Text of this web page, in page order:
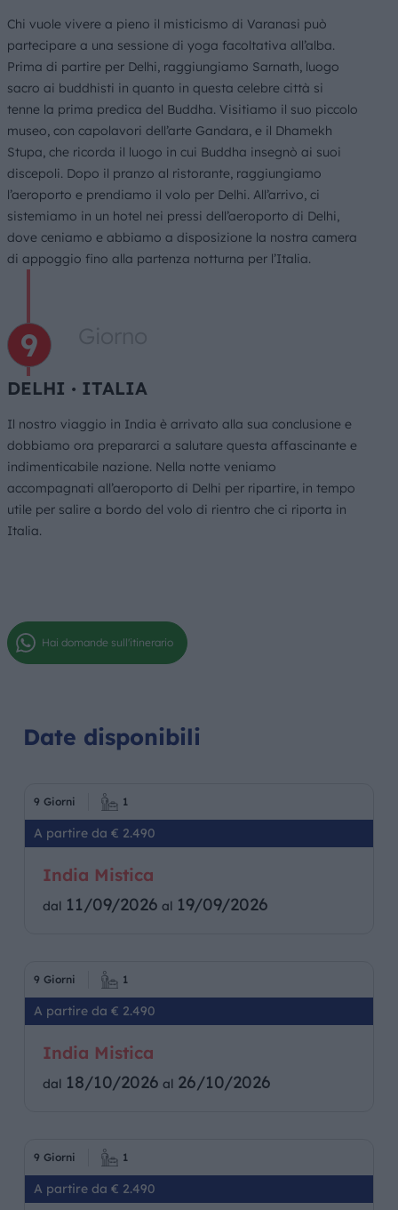
Chi vuole vivere a pieno il misticismo di Varanasi può
partecipare a una sessione di yoga facoltativa all’alba.
Prima di partire per Delhi, raggiungiamo Sarnath, luogo
sacro ai buddhisti in quanto in questa celebre città si
tenne la prima predica del Buddha. Visitiamo il suo piccolo
museo, con capolavori dell’arte Gandara, e il Dhamekh
Stupa, che ricorda il luogo in cui Buddha insegnò ai suoi
discepoli. Dopo il pranzo al ristorante, raggiungiamo
l’aeroporto e prendiamo il volo per Delhi. All’arrivo, ci
sistemiamo in un hotel nei pressi dell’aeroporto di Delhi,
dove ceniamo e abbiamo a disposizione la nostra camera
di appoggio fino alla partenza notturna per l’Italia.
DELHI ∙ ITALIA
Il nostro viaggio in India è arrivato alla sua conclusione e
dobbiamo ora prepararci a salutare questa affascinante e
indimenticabile nazione. Nella notte veniamo
accompagnati all’aeroporto di Delhi per ripartire, in tempo
utile per salire a bordo del volo di rientro che ci riporta in
Italia.
Hai domande sull'itinerario
Date disponibili
9 Giorni 1
A partire da € 2.490
India Mistica
dal 11/09/2026 al 19/09/2026
9 Giorni 1
A partire da € 2.490
India Mistica
dal 18/10/2026 al 26/10/2026
9 Giorni 1
A partire da € 2.490